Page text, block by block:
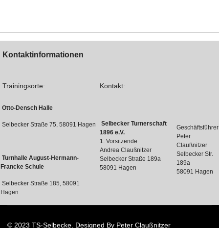
Kontaktinformationen
Trainingsorte: Kontakt:
Otto-Densch Halle
Selbecker Straße 75, 58091 Hagen
Turnhalle August-Hermann-
Francke Schule
Selbecker Straße 185, 58091
Hagen
Selbecker Turnerschaft
1896 e.V.
1. Vorsitzende
Andrea Claußnitzer
Selbecker Straße 189a
58091 Hagen
Geschäftsführer
Peter
Claußnitzer
Selbecker Str.
189a
58091 Hagen
© 2023 TS-Selbecke. Designed By Peter Claußnitzer